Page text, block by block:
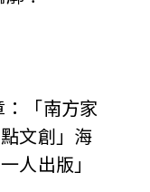
「南方家
文創」海
人出版」